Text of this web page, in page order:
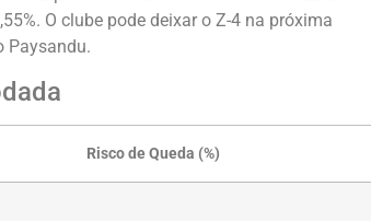
O clube pode deixar o Z-4 na próxima
Paysandu.
Risco de Queda (%)